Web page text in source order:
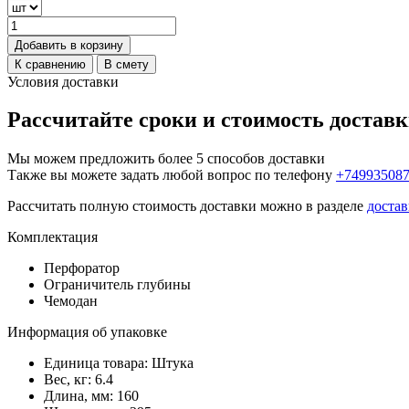
Добавить в корзину
К сравнению
В смету
Условия доставки
Рассчитайте сроки и стоимость
Мы можем предложить более 5 способов доставки
Также вы можете задать любой вопрос по телефону
Рассчитать полную стоимость доставки можно в разделе
Комплектация
Перфоратор
Ограничитель глубины
Чемодан
Информация об упаковке
Единица товара: Штука
Вес, кг: 6.4
Длина, мм: 160